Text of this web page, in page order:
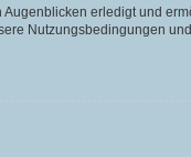
erledigt und
Nutzungsbedingungen